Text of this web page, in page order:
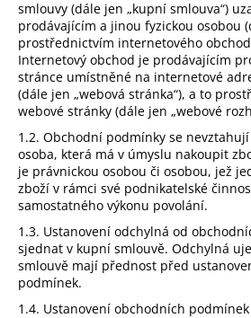
smlouvy (dále jen „kupní smlouva“)
prodávajícím a jinou fyzickou osobou
prostřednictvím internetového
Internetový obchod je prodávajícím
stránce umístněné na internetové
(dále jen „webová stránka“), a to
webové stránky (dále jen „webové
1.2. Obchodní podmínky se
osoba, která má v úmyslu nakoupit
je právnickou osobou či osobou, jež
zboží v rámci své podnikatelské
samostatného výkonu povolání.
1.3. Ustanovení odchylná od
sjednat v kupní smlouvě. Odchylná
smlouvě mají přednost před
podmínek.
1.4. Ustanovení obchodních
e
n
a
j
í
t
?
HLEDAT